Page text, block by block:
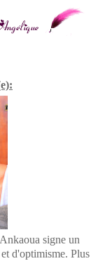
signe un
d'optimisme. Plus